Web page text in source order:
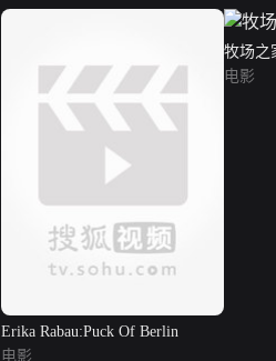
Erika Rabau:Puck Of Berlin
电影
牧场之
电影